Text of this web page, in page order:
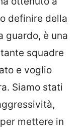
definire della
guardo, è una
squadre
e voglio
Siamo stati
mettere in